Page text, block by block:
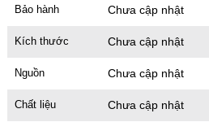
Bảo hành Chưa cập nhật
Kích thước Chưa cập nhật
Nguồn Chưa cập nhật
Chất liệu Chưa cập nhật